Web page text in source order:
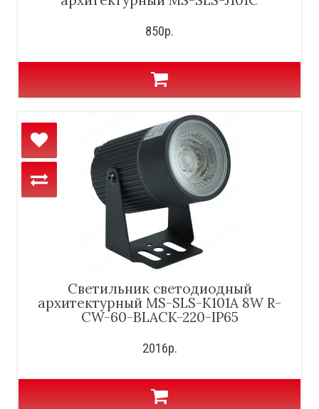
850р.
Светильник светодиодный
архитектурный MS-SLS-K101A 8W R-
CW-60-BLACK-220-IP65
2016р.